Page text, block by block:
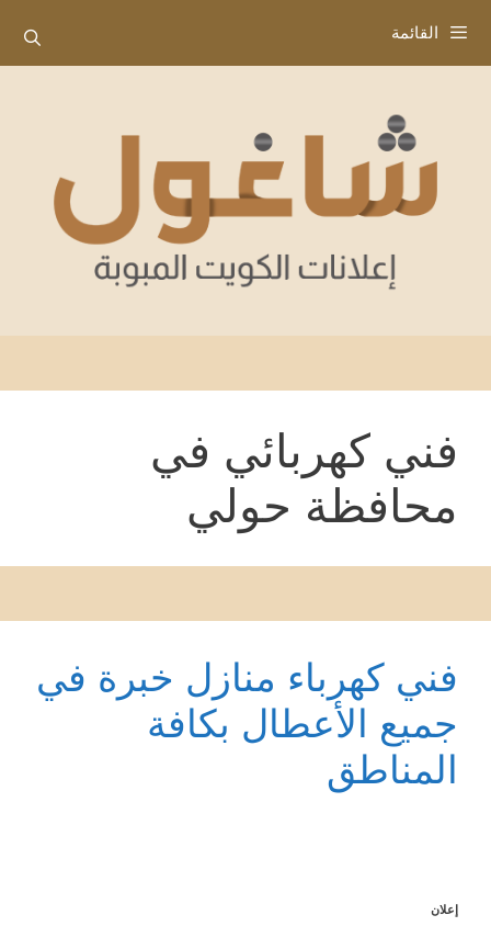
إلى
المحتوى
القائمة
فني كهربائي في
محافظة حولي
فني كهرباء منازل خبرة في
جميع الأعطال بكافة
المناطق
إعلان